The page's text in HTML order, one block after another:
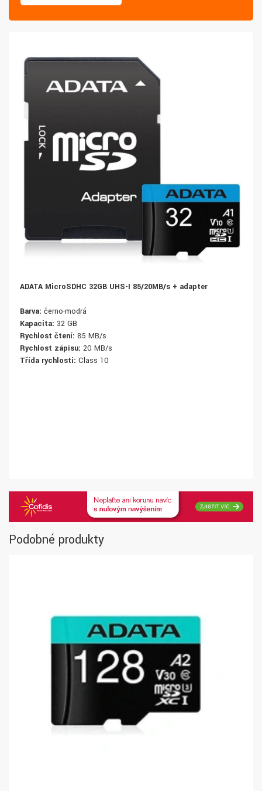
ADATA MicroSDHC 32GB UHS-I 85/20MB/s + adapter
Barva: černo-modrá
Kapacita: 32 GB
Rychlost čtení: 85 MB/s
Rychlost zápisu: 20 MB/s
Třída rychlosti: Class 10
Podobné produkty